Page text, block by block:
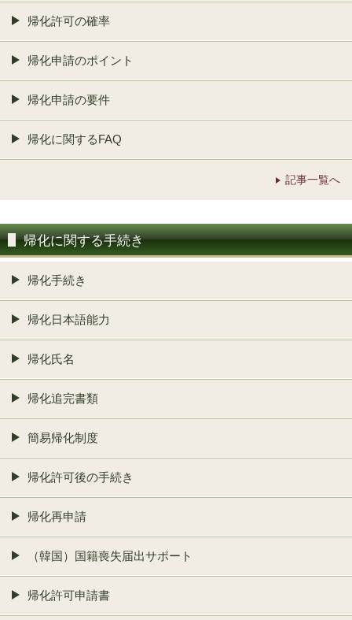
帰化許可の確率
帰化申請のポイント
帰化申請の要件
帰化に関するFAQ
記事一覧へ
帰化に関する手続き
帰化手続き
帰化日本語能力
帰化氏名
帰化追完書類
簡易帰化制度
帰化許可後の手続き
帰化再申請
（韓国）国籍喪失届出サポート
帰化許可申請書